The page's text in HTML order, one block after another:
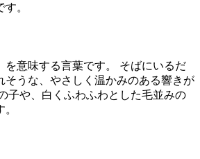
。
を意味する言葉です。 そばにいるだ
そうな、やさしく温かみのある響きが
子や、白くふわふわとした毛並みの